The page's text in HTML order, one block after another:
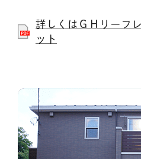
詳しくはＧＨリーフレ
ット